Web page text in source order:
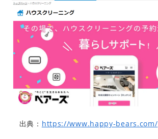
出典： https://www.happy-bears.com/